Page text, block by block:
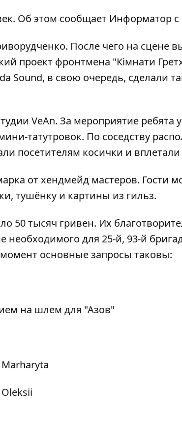
Об этом сообщает Информатор
После чего на сцене
проект фронтмена "Кімнати
Sound, в свою очередь, сделали
VeAn. За мероприятие ребята
татутровок. По соседству
посетителям косички и
от хендмейд мастеров. Гости
тушёнку и картины из гильз.
50 тысяч гривен. Их
необходимого для 25-й, 93-й
основные запросы таковы:
на шлем для "Азов"